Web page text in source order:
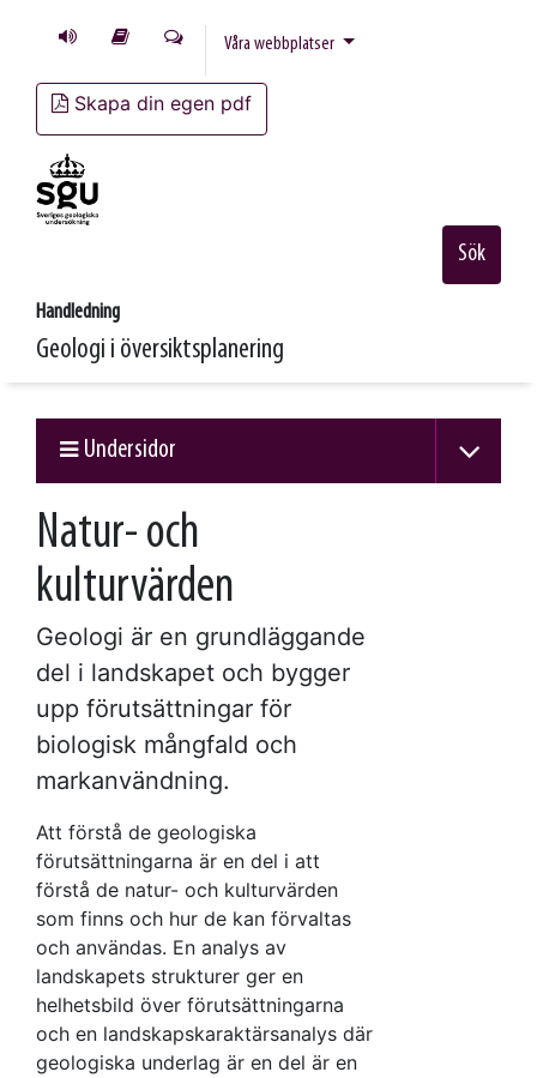
Våra webbplatser
Skapa din egen pdf
Handledning
Geologi i översikts­planering
Sök
Undersidor
Natur- och
kulturvärden
Geologi är en grundläggande
del i landskapet och bygger
upp förutsättningar för
biologisk mångfald och
markanvändning.
Att förstå de geologiska
förutsättningarna är en del i att
förstå de natur- och kulturvärden
som finns och hur de kan förvaltas
och användas. En analys av
landskapets strukturer ger en
helhetsbild över förutsättningarna
och en landskapskaraktärsanalys där
geologiska underlag är en del är en